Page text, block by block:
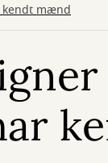
kendt mænd